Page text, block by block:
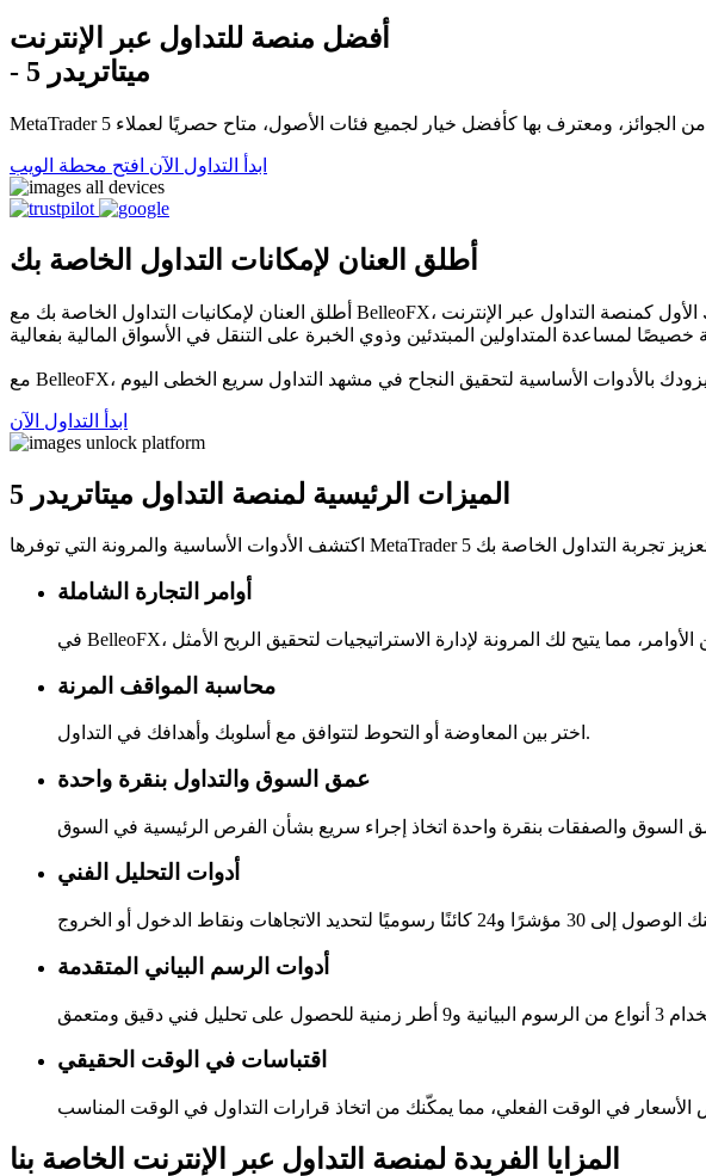
أفضل منصة للتداول عبر الإنترنت
- ميتاتريدر 5
ابدأ التداول الآن افتح محطة الويب
أطلق العنان لإمكانات التداول الخاصة بك
أطلق العنان لإمكانيات التداول الخاصة بك مع BelleoFX، خيارك الأول كمنصة التداول عبر الإنترنت - MetaTrader 5. تُعرف هذه المنصة الحائزة على العديد من الجوائز بأنها واحدة من أفضل منصات التداول
ابدأ التداول الآن
الميزات الرئيسية لمنصة التداول ميتاتريدر 5
أوامر التجارة الشاملة
محاسبة المواقف المرنة
اختر بين المعاوضة أو التحوط لتتوافق مع أسلوبك وأهدافك في التداول.
عمق السوق والتداول بنقرة واحدة
أدوات التحليل الفني
أدوات الرسم البياني المتقدمة
اقتباسات في الوقت الحقيقي
المزايا الفريدة لمنصة التداول عبر الإنترنت الخاصة بنا